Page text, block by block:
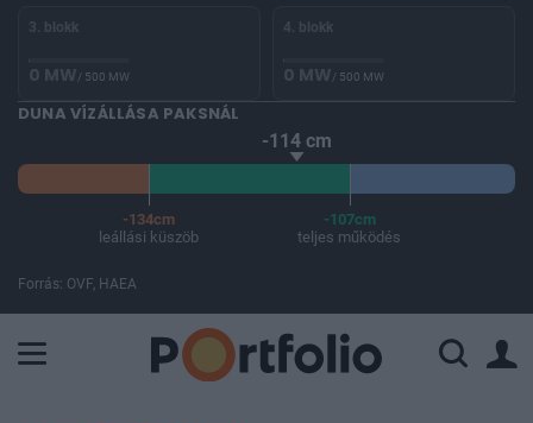
3. blokk
0 MW/ 500 MW
4. blokk
0 MW/ 500 MW
DUNA VÍZÁLLÁSA PAKSNÁL
-114 cm
-134cm
leállási küszöb
-107cm
teljes működés
Forrás: OVF, HAEA